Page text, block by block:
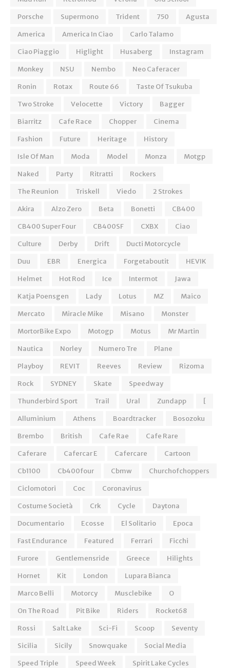
Porsche
Supermono Trident 750
Agusta
America
America In Ciao
Carlo Talamo
Ciao Piaggio
Higlight Husaberg
Instagram
Monkey
NSU Nembo
Neo Caferacer
Ronin
Rotax Route 66
Taste Of Tsukuba
Two Stroke
Velocette Victory
Bagger
Biarritz
Cafe Race Chopper
Cinema
Fashion
Future Heritage
History
Isle Of Man
Moda Model Monza
Motgp
Naked
Party Ritratti
Rockers
The Reunion
Triskell Viedo
2 Strokes
Akira
Alzo Zero Beta Bonetti
CB400
CB400 Super Four
CB400SF CXBX
Ciao
Culture
Derby Drift
Ducti Motorcycle
Duu
EBR Energica Forgetaboutit
HEVIK
Helmet
Hot Rod Ice Intermot
Jawa
Katja Poensgen
Lady Lotus MZ
Maico
Mercato
Miracle Mike Misano
Monster
MortorBike Expo
Motogp Motus
Mr Martin
Nautica
Norley Numero Tre
Plane
Playboy
REVIT Reeves Review
Rizoma
Rock
SYDNEY Skate
Speedway
Thunderbird Sport
Trail Ural Zundapp
[
Alluminium
Athens Boardtracker
Bosozoku
Brembo
British Cafe Rae
Cafe Rare
Caferare
Cafercar E Cafercare
Cartoon
Cb1100
Cb400four Cbmw
Churchofchoppers
Ciclomotori
Coc
Coronavirus
Costume Società
Crk Cycle
Daytona
Documentario
Ecosse El Solitario
Epoca
Fast Endurance
Featured Ferrari
Ficchi
Furore
Gentlemensride Greece
Hilights
Hornet
Kit London
Lupara Bianca
Marco Belli
Motorcy Musclebike
O
On The Road
Pit Bike Riders
Rocket68
Rossi
Salt Lake Sci-Fi Scoop
Seventy
Sicilia
Sicily Snowquake
Social Media
Speed Triple
Speed Week
Spirit Lake Cycles